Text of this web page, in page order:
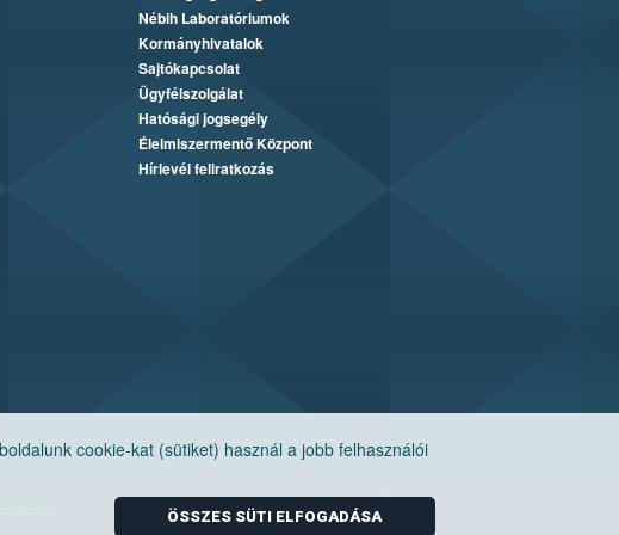
cookie-kat (sütiket) használ a jobb felhasználói
ÖSSZES SÜTI ELFOGADÁSA
Nébih Laboratóriumok
Kormányhivatalok
Sajtókapcsolat
Ügyfélszolgálat
Hatósági jogsegély
Élelmiszermentő Központ
Hírlevél feliratkozás